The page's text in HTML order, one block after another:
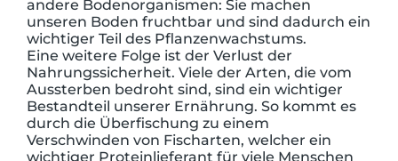
andere Bodenorganismen: Sie machen
unseren Boden fruchtbar und sind dadurch ein
wichtiger Teil des Pflanzenwachstums.
Eine weitere Folge ist der Verlust der
Nahrungssicherheit. Viele der Arten, die vom
Aussterben bedroht sind, sind ein wichtiger
Bestandteil unserer Ernährung. So kommt es
durch die Überfischung zu einem
Verschwinden von Fischarten, welcher ein
wichtiger Proteinlieferant für viele Menschen